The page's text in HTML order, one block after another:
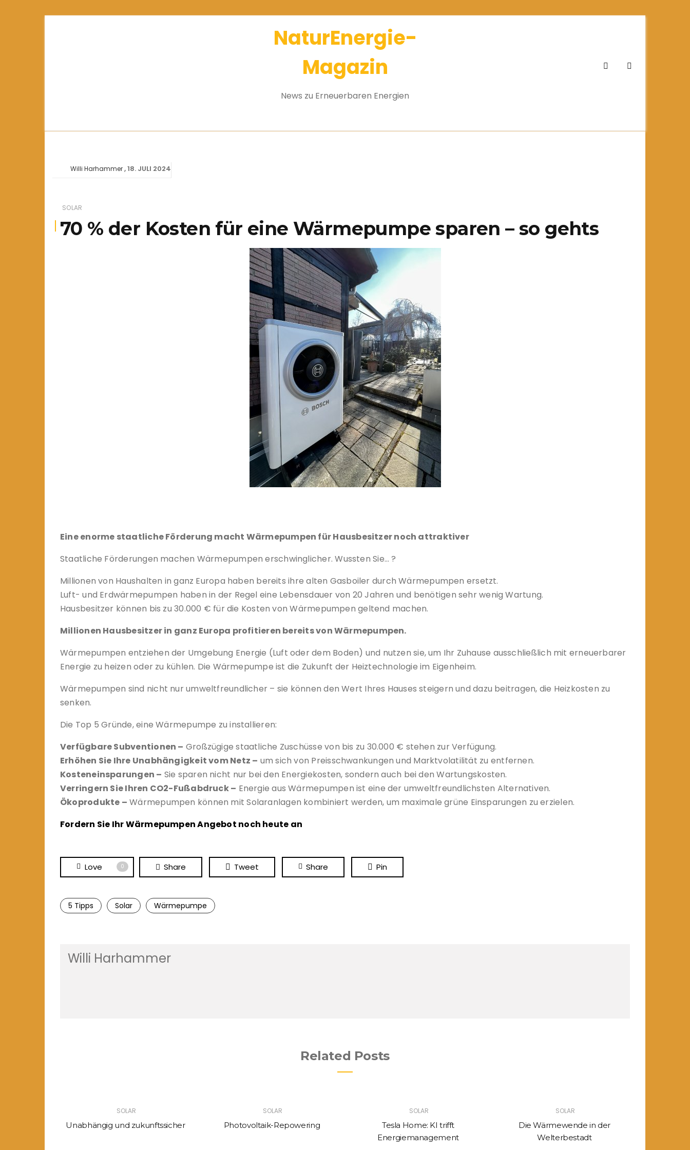
NaturEnergie-
Magazin
News zu Erneuerbaren Energien
SOLAR
70 % der Kosten für eine Wärmepumpe sparen – so gehts
Willi Harhammer 18. JULI 2024
Eine enorme staatliche Förderung macht Wärmepumpen für Hausbesitzer noch attraktiver
Staatliche Förderungen machen Wärmepumpen erschwinglicher. Wussten Sie… ?
Millionen von Haushalten in ganz Europa haben bereits ihre alten Gasboiler durch Wärmepumpen ersetzt.
Luft- und Erdwärmepumpen haben in der Regel eine Lebensdauer von 20 Jahren und benötigen sehr wenig Wartung.
Hausbesitzer können bis zu 30.000 € für die Kosten von Wärmepumpen geltend machen.
Millionen Hausbesitzer in ganz Europa profitieren bereits von Wärmepumpen.
Wärmepumpen entziehen der Umgebung Energie (Luft oder dem Boden) und nutzen sie, um Ihr Zuhause ausschließlich mit erneuerbarer
Energie zu heizen oder zu kühlen. Die Wärmepumpe ist die Zukunft der Heiztechnologie im Eigenheim.
Wärmepumpen sind nicht nur umweltfreundlicher – sie können den Wert Ihres Hauses steigern und dazu beitragen, die Heizkosten zu
senken.
Die Top 5 Gründe, eine Wärmepumpe zu installieren:
Verfügbare Subventionen – Großzügige staatliche Zuschüsse von bis zu 30.000 € stehen zur Verfügung.
Erhöhen Sie Ihre Unabhängigkeit vom Netz – um sich von Preisschwankungen und Marktvolatilität zu entfernen.
Kosteneinsparungen – Sie sparen nicht nur bei den Energiekosten, sondern auch bei den Wartungskosten.
Verringern Sie Ihren CO2-Fußabdruck – Energie aus Wärmepumpen ist eine der umweltfreundlichsten Alternativen.
Ökoprodukte – Wärmepumpen können mit Solaranlagen kombiniert werden, um maximale grüne Einsparungen zu erzielen.
Fordern Sie Ihr Wärmepumpen Angebot noch heute an
Love 0 Share Tweet Share Pin
5 Tipps Solar Wärmepumpe
Willi Harhammer
Related Posts
SOLAR
Unabhängig und zukunftssicher
SOLAR
Photovoltaik-Repowering
SOLAR
Tesla Home: KI trifft
Energiemanagement
SOLAR
Die Wärmewende in der
Welterbestadt